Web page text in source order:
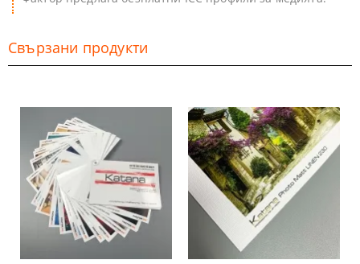
Свързани продукти